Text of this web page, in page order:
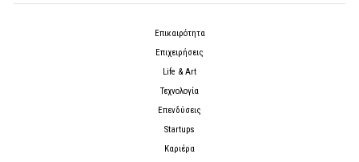
Επικαιρότητα
Επιχειρήσεις
Life & Art
Τεχνολογία
Επενδύσεις
Startups
Καριέρα